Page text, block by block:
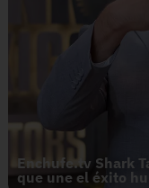
Enchufe.tv Shark
que une el éxito